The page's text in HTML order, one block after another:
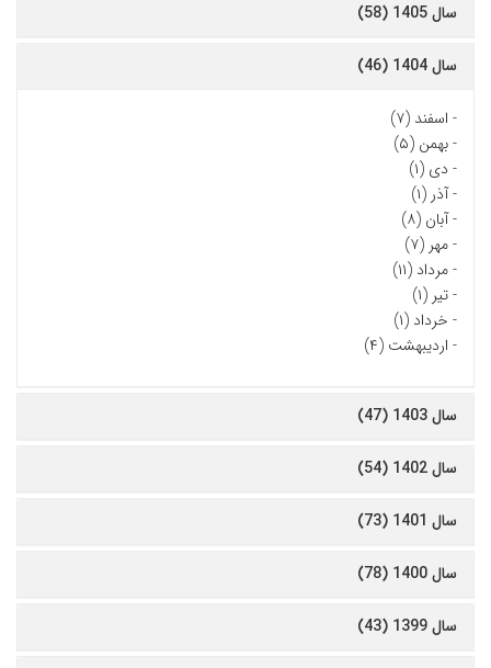
سال 1405 (58)
سال 1404 (46)
- اسفند (۷)
-بهمن (۵)
- دی (۱)
-آذر (۱)
-آبان (۸)
-مهر (۷)
-مرداد (۱۱)
-تیر (۱)
- خرداد (۱)
- اردیبهشت (۴)
سال 1403 (47)
سال 1402 (54)
سال 1401 (73)
سال 1400 (78)
سال 1399 (43)